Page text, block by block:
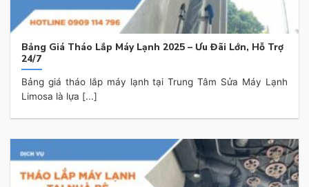
Bảng Giá Tháo Lắp Máy Lạnh 2025 – Ưu Đãi Lớn, Hỗ Trợ
24/7
Bảng giá tháo lắp máy lạnh tại Trung Tâm Sửa Máy Lạnh
Limosa là lựa [...]